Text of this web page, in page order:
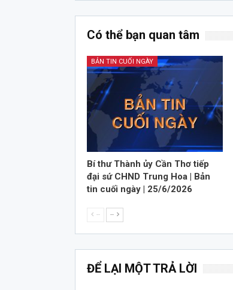
Có thể bạn quan tâm
BẢN TIN CUỐI NGÀY
Bí thư Thành ủy Cần Thơ tiếp
đại sứ CHND Trung Hoa | Bản
tin cuối ngày | 25/6/2026
-- --
ĐỂ LẠI MỘT TRẢ LỜI